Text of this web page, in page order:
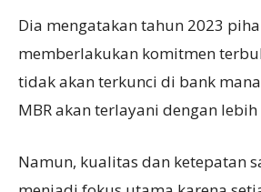
Dia mengatakan tahun 2023
memberlakukan komitmen
tidak akan terkunci di bank
MBR akan terlayani dengan lebih
Namun, kualitas dan ketepatan